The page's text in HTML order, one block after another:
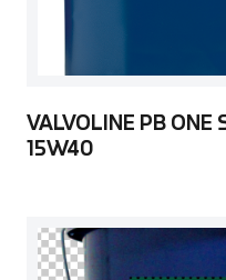
VALVOLINE PB ONE
15W40